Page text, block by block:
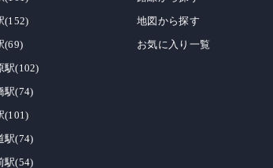
(152)
(69)
駅(102)
駅(74)
(101)
駅(74)
駅(54)
地図から探す
お気に入り一覧